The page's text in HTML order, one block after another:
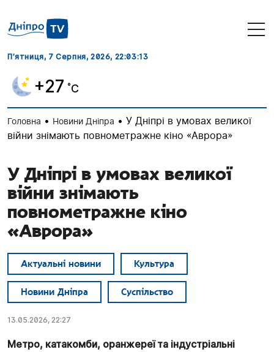
П’ятниця, 7 Серпня, 2026, 22:03:14
+27 ˚C
Головна • Новини Дніпра • У Дніпрі в умовах великої
війни знімають повнометражне кіно «Аврора»
У Дніпрі в умовах великої
війни знімають
повнометражне кіно
«Аврора»
Актуальні новини Культура
Новини Дніпра Суспільство
13.05.2026, 22:27
Метро, катакомби, оранжереї та індустріальні